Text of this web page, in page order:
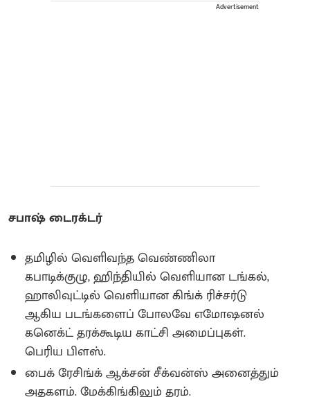
Advertisement
சபாஷ் டைரக்டர்
தமிழில் வெளிவந்த வெண்ணிலா
கபாடிக்குழு, ஹிந்தியில் வெளியான டங்கல்,
ஹாலிவுட்டில் வெளியான கிங்க் ரிச்சர்டு
ஆகிய படங்களைப் போலவே எமோஷனல்
கனெக்ட் தரக்கூடிய காட்சி அமைப்புகள்.
பெரிய பிளஸ்.
பைக் ரேசிங்க் ஆக்சன் சீக்வன்ஸ் அனைத்தும்
அதகளம். மேக்கிங்கிலும் தரம்.